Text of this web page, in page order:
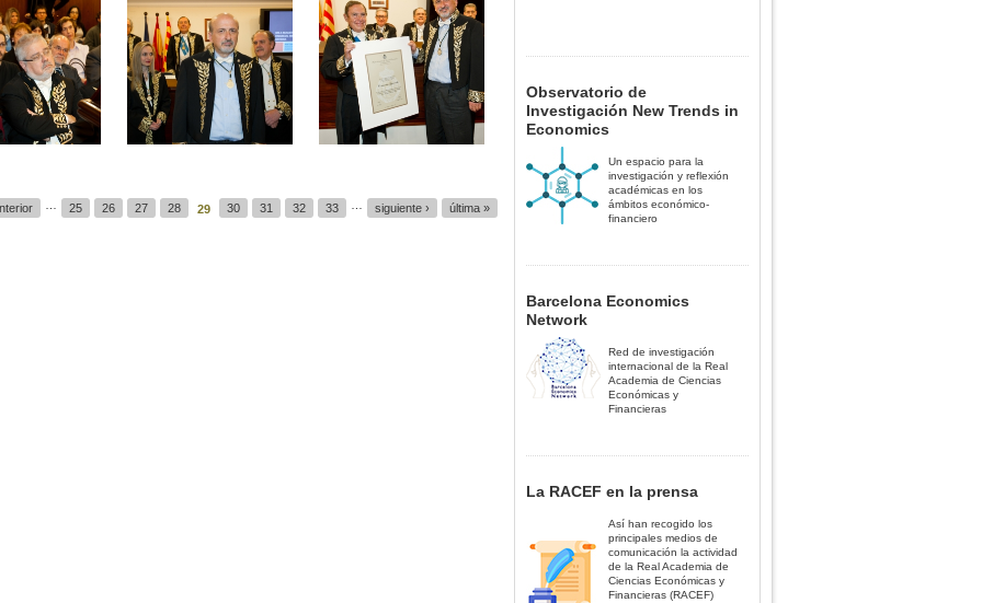
25 26 27 28 29 30 31 32 33 siguiente › última »
Observatorio de
Investigación New Trends in
Economics
Un espacio para la
investigación y reflexión
académicas en los
ámbitos económico-
financiero
Barcelona Economics
Network
Red de investigación
internacional de la Real
Academia de Ciencias
Económicas y
Financieras
La RACEF en la prensa
Así han recogido los
principales medios de
comunicación la actividad
de la Real Academia de
Ciencias Económicas y
Financieras (RACEF)